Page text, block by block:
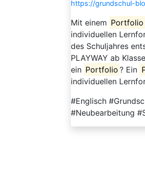
https://grundschul-
Mit einem Portfolio
individuellen
des Schuljahres
PLAYWAY ab
ein Portfolio ? Ein
individuellen
#Englisch
#Neubearbeitung